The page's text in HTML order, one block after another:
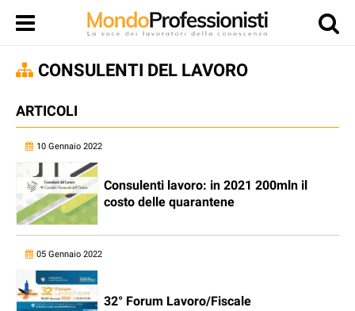
CONSULENTI DEL LAVORO
ARTICOLI
10 Gennaio 2022
Consulenti lavoro: in 2021 200mln il
costo delle quarantene
05 Gennaio 2022
32° Forum Lavoro/Fiscale